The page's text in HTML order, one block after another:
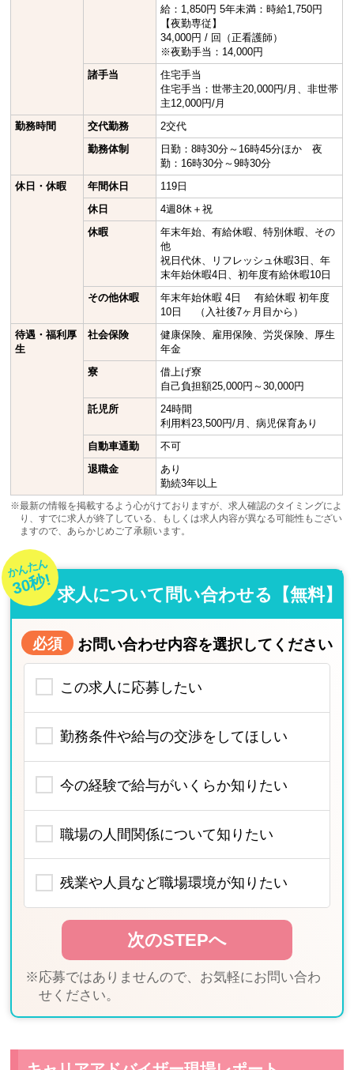
給：1,850円 5年未満：時給1,750円
【夜勤専従】
34,000円 / 回（正看護師）
※夜勤手当：14,000円
諸手当
住宅手当
住宅手当：世帯主20,000円/月、非世帯
主12,000円/月
勤務時間
交代勤務
2交代
勤務体制
日勤：8時30分～16時45分ほか 夜
勤：16時30分～9時30分
休日・休暇
年間休日
119日
休日
4週8休＋祝
休暇
年末年始、有給休暇、特別休暇、その
他
祝日代休、リフレッシュ休暇3日、年
末年始休暇4日、初年度有給休暇10日
その他休暇
年末年始休暇 4日 有給休暇 初年度
10日 （入社後7ヶ月目から）
待遇・福利厚
生
社会保険
健康保険、雇用保険、労災保険、厚生
年金
寮
借上げ寮
自己負担額25,000円～30,000円
託児所
24時間
利用料23,500円/月、病児保育あり
自動車通勤
不可
退職金
あり
勤続3年以上
※最新の情報を掲載するよう心がけておりますが、求人確認のタイミングによ
り、すでに求人が終了している、もしくは求人内容が異なる可能性もござい
ますので、あらかじめご了承願います。
かんたん
30秒! 求人について問い合わせる【無料】
必須 お問い合わせ内容を選択してください
この求人に応募したい
勤務条件や給与の交渉をしてほしい
今の経験で給与がいくらか知りたい
職場の人間関係について知りたい
残業や人員など職場環境が知りたい
※応募ではありませんので、お気軽にお問い合わ
せください。